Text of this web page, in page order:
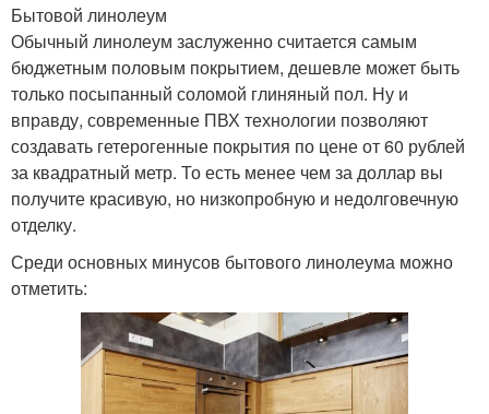
Бытовой линолеум
Обычный линолеум заслуженно считается самым
бюджетным половым покрытием, дешевле может быть
только посыпанный соломой глиняный пол. Ну и
вправду, современные ПВХ технологии позволяют
создавать гетерогенные покрытия по цене от 60 рублей
за квадратный метр. То есть менее чем за доллар вы
получите красивую, но низкопробную и недолговечную
отделку.
Среди основных минусов бытового линолеума можно
отметить: